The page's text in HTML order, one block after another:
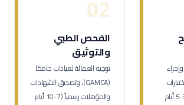
العملية في الهند (3-5 أيام
02
الفحص الطبي
والتوثيق
توجيه العمالة لعيادات جامكا
(GAMCA)، وتصديق الشهادات
والمؤهلات رسمياً (7-10 أيام